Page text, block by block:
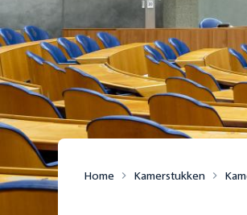
Home Kamerstukken